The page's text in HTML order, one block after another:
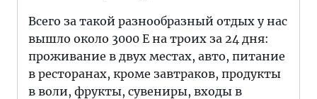
Всего за такой разнообразный отдых у нас
вышло около 3000 Е на троих за 24 дня:
проживание в двух местах, авто, питание
в ресторанах, кроме завтраков, продукты
в воли, фрукты, сувениры, входы в